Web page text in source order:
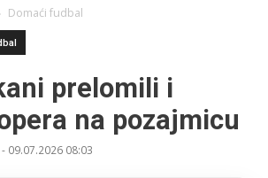
Domaći fudbal
prelomili i
na pozajmicu
- 09.07.2026 08:03